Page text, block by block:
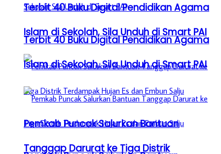
Terbit 40 Buku Digital Pendidikan Agama
Islam di Sekolah, Sila Unduh di Smart PAI
Pemkab Puncak Salurkan Bantuan
Tanggap Darurat ke Tiga Distrik
Terbit 40 Buku Digital Pendidikan Agama
Islam di Sekolah, Sila Unduh di Smart PAI